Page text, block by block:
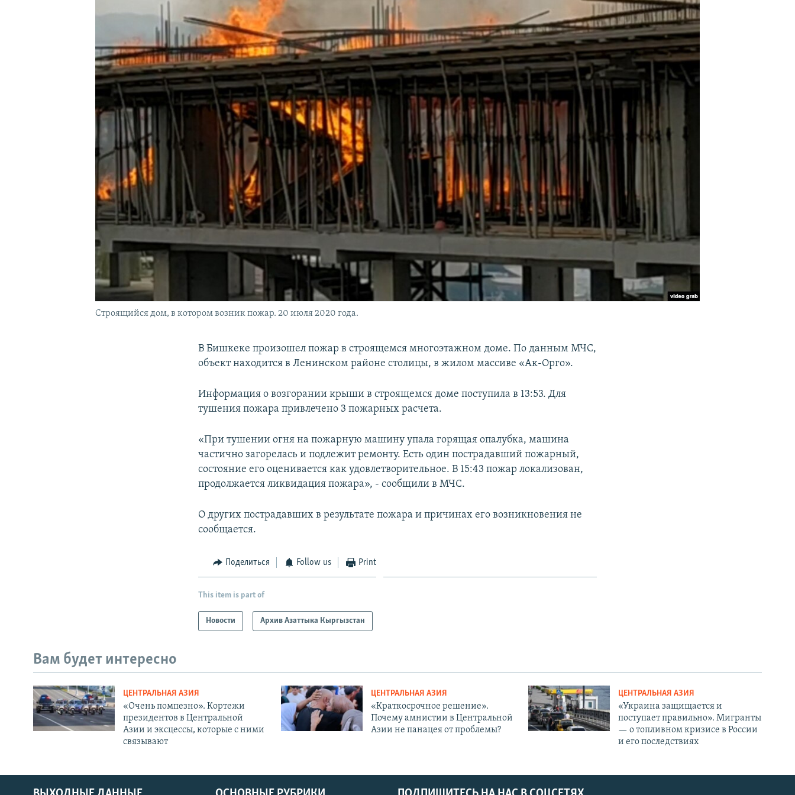
Строящийся дом, в котором возник пожар. 20 июля 2020 года.
В Бишкеке произошел пожар в строящемся многоэтажном доме. По данным МЧС,
объект находится в Ленинском районе столицы, в жилом массиве «Ак-Орго».
Информация о возгорании крыши в строящемся доме поступила в 13:53. Для
тушения пожара привлечено 3 пожарных расчета.
«При тушении огня на пожарную машину упала горящая опалубка, машина
частично загорелась и подлежит ремонту. Есть один пострадавший пожарный,
состояние его оценивается как удовлетворительное. В 15:43 пожар локализован,
продолжается ликвидация пожара», - сообщили в МЧС.
О других пострадавших в результате пожара и причинах его возникновения не
сообщается.
Поделиться Follow us Print
This item is part of
Новости Архив Азаттыка Кыргызстан
Вам будет интересно
ЦЕНТРАЛЬНАЯ АЗИЯ
«Очень помпезно». Кортежи
президентов в Центральной
Азии и эксцессы, которые с ними
связывают
ЦЕНТРАЛЬНАЯ АЗИЯ
«Краткосрочное решение».
Почему амнистии в Центральной
Азии не панацея от проблемы?
ЦЕНТРАЛЬНАЯ АЗИЯ
«Украина защищается и
поступает правильно». Мигранты
— о топливном кризисе в России
и его последствиях